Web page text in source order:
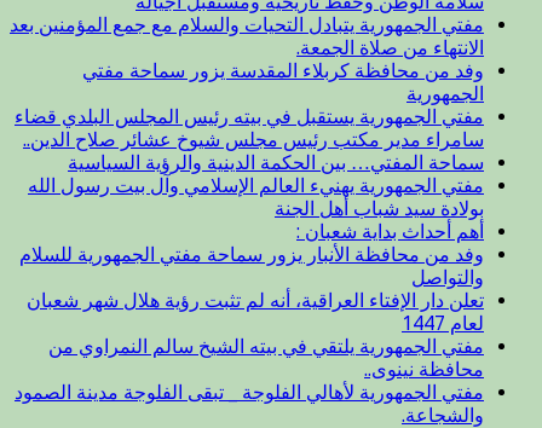
مفتي الجمهورية يتبادل التحيات والسلام مع جمع المؤمنين بعد
الانتهاء من صلاة الجمعة.
وفد من محافظة كربلاء المقدسة يزور سماحة مفتي
الجمهورية
مفتي الجمهورية يستقبل في بيته رئيس المجلس البلدي قضاء
سامراء مدير مكتب رئيس مجلس شيوخ عشائر صلاح الدين..
سماحة المفتي… بين الحكمة الدينية والرؤية السياسية
مفتي الجمهورية يهنيء العالم الإسلامي وآل بيت رسول الله
بولادة سيد شباب أهل الجنة
أهم أحداث بداية شعبان :
وفد من محافظة الأنبار يزور سماحة مفتي الجمهورية للسلام
والتواصل
تعلن دار الإفتاء العراقية، أنه لم تثبت رؤية هلال شهر شعبان
لعام 1447
مفتي الجمهورية يلتقي في بيته الشيخ سالم النمراوي من
محافظة نينوى..
مفتي الجمهورية لأهالي الفلوجة _ تبقى الفلوجة مدينة الصمود
والشجاعة.